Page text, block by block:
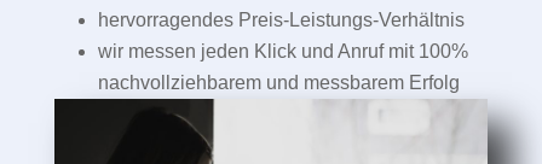
hervorragendes Preis-Leistungs-Verhältnis
wir messen jeden Klick und Anruf mit 100%
nachvollziehbarem und messbarem Erfolg